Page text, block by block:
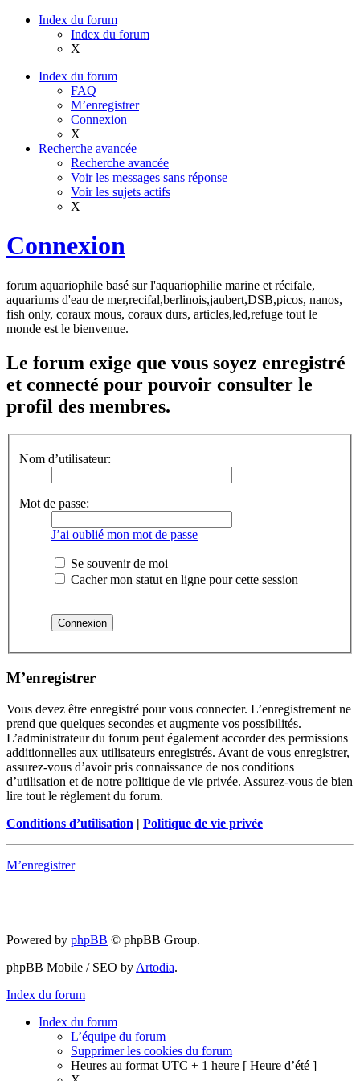
Index du forum
Index du forum
X
Index du forum
FAQ
M’enregistrer
Connexion
X
Recherche avancée
Recherche avancée
Voir les messages sans réponse
Voir les sujets actifs
X
Connexion
forum aquariophile basé sur l'aquariophilie marine et récifale,
aquariums d'eau de mer,recifal,berlinois,jaubert,DSB,picos, nanos,
fish only, coraux mous, coraux durs, articles,led,refuge tout le
monde est le bienvenue.
Le forum exige que vous soyez enregistré
et connecté pour pouvoir consulter le
profil des membres.
Nom d’utilisateur:
Mot de passe:
J’ai oublié mon mot de passe
Se souvenir de moi
Cacher mon statut en ligne pour cette session
M’enregistrer
Vous devez être enregistré pour vous connecter. L’enregistrement ne
prend que quelques secondes et augmente vos possibilités.
L’administrateur du forum peut également accorder des permissions
additionnelles aux utilisateurs enregistrés. Avant de vous enregistrer,
assurez-vous d’avoir pris connaissance de nos conditions
d’utilisation et de notre politique de vie privée. Assurez-vous de bien
lire tout le règlement du forum.
Conditions d’utilisation | Politique de vie privée
M’enregistrer
Powered by phpBB © phpBB Group.
phpBB Mobile / SEO by Artodia.
Index du forum
Index du forum
L’équipe du forum
Supprimer les cookies du forum
Heures au format UTC + 1 heure [ Heure d’été ]